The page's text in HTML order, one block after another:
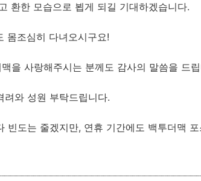
환한 모습으로 뵙게 되길 기대하겠습니다.
몸조심히 다녀오시구요!
을 사랑해주시는 분께도 감사의 말씀을 드
려와 성원 부탁드립니다.
빈도는 줄겠지만, 연휴 기간에도 백투더맥